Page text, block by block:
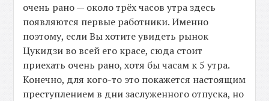
очень рано — около трёх часов утра здесь
появляются первые работники. Именно
поэтому, если Вы хотите увидеть рынок
Цукидзи во всей его красе, сюда стоит
приехать очень рано, хотя бы часам к 5 утра.
Конечно, для кого-то это покажется настоящим
преступлением в дни заслуженного отпуска, но